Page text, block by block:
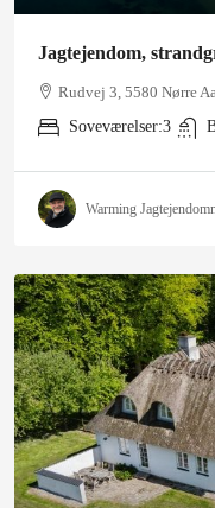
Jagtejendom,
Rudvej 3, 5580 Nørre
Soveværelser:3
Warming